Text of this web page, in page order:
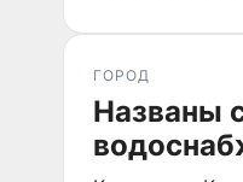
ГОРОД
Названы